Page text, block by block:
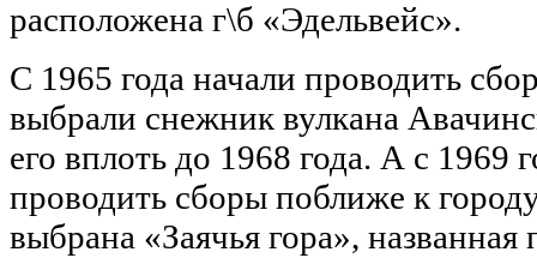
расположена г\б «Эдельвейс».
С 1965 года начали проводить
выбрали снежник вулкана
его вплоть до 1968 года. А с 1969
проводить сборы поближе к
выбрана «Заячья гора»,